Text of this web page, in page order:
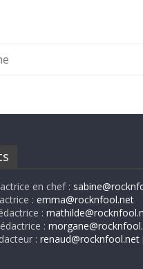
en chef :
:emma@rocknfool.net
:
:
:renaud@rocknfool.net